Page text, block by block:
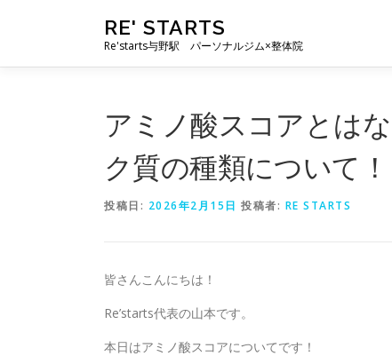
ン
RE' STARTS
Re'starts与野駅 パーソナルジム×整体院
アミノ酸スコアとは
ク質の種類について！
投稿日: 2026年2月15日 投稿者: RE STARTS
皆さんこんにちは！
Re’starts代表の山本です。
本日はアミノ酸スコアについてです！